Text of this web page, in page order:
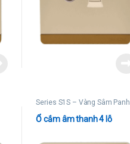
Series S1S – Vàng Sâm Panh
Ổ cắm âm thanh 4 lỗ